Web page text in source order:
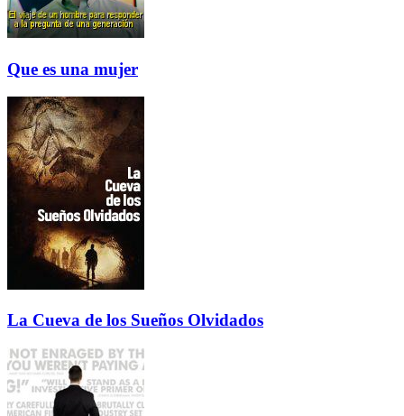
Que es una mujer
La Cueva de los Sueños Olvidados